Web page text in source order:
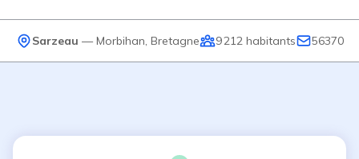
Sarzeau — Morbihan Bretagne 9 212 habitants 56370